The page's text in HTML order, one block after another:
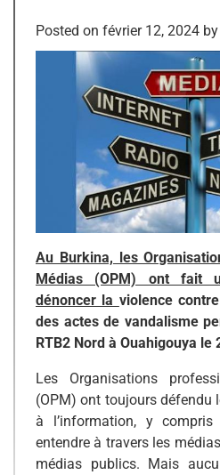
Posted on février 12, 2024 by
Au Burkina, les
Médias (OPM) ont fait
dénoncer la violence
des actes de vandalisme
RTB2 Nord à Ouahigouya le
Les Organisations
(OPM) ont toujours défendu
à l’information, y
entendre à travers les
médias publics. Mais